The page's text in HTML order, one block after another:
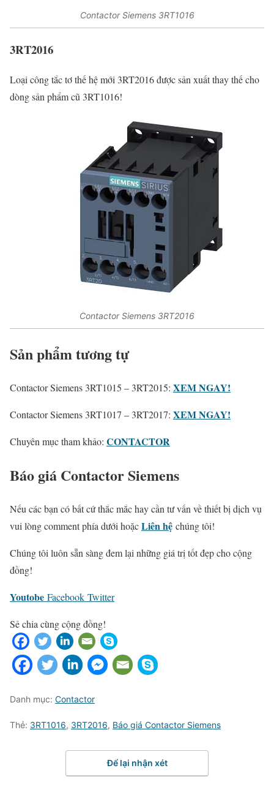
Contactor Siemens 3RT1016
3RT2016
Loại công tắc tơ thế hệ mới 3RT2016 được sản xuất thay thế cho
dòng sản phẩm cũ 3RT1016!
Contactor Siemens 3RT2016
Sản phẩm tương tự
Contactor Siemens 3RT1015 – 3RT2015: XEM NGAY!
Contactor Siemens 3RT1017 – 3RT2017: XEM NGAY!
Chuyên mục tham khảo: CONTACTOR
Báo giá Contactor Siemens
Nếu các bạn có bất cứ thắc mắc hay cần tư vấn về thiết bị dịch vụ
vui lòng comment phía dưới hoặcLiên hệ chúng tôi!
Chúng tôi luôn sẵn sàng đem lại những giá trị tốt đẹp cho cộng
đồng!
Youtobe Facebook Twitter
Sẻ chia cùng cộng đồng!
Danh mục: Contactor
Thẻ: 3RT1016, 3RT2016, Báo giá Contactor Siemens
Để lại nhận xét